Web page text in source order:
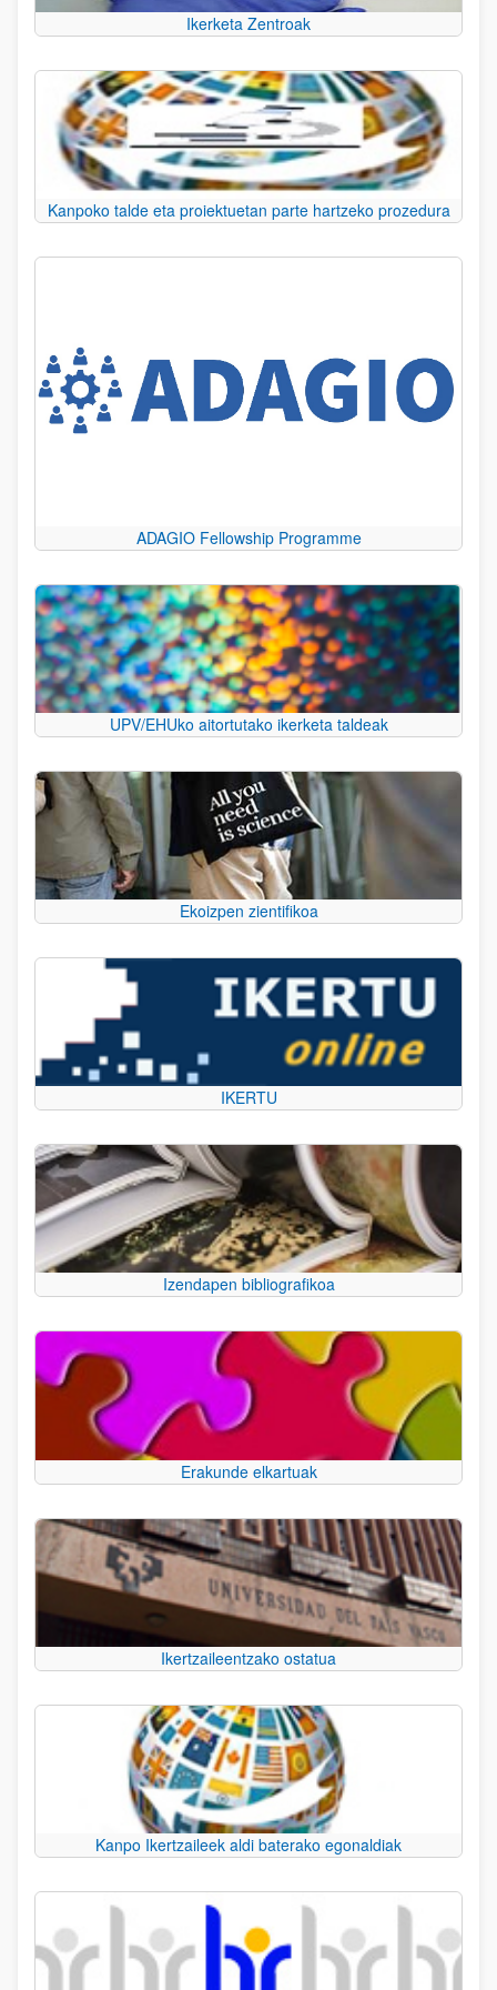
Ikerketa Zentroak
Kanpoko talde eta proiektuetan parte hartzeko prozedura
ADAGIO Fellowship Programme
UPV/EHUko aitortutako ikerketa taldeak
Ekoizpen zientifikoa
IKERTU
Izendapen bibliografikoa
Erakunde elkartuak
Ikertzaileentzako ostatua
Kanpo Ikertzaileek aldi baterako egonaldiak